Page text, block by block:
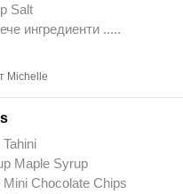
Salt
ингредиенти .....
Michelle
Maple Syrup
Mini Chocolate Chips